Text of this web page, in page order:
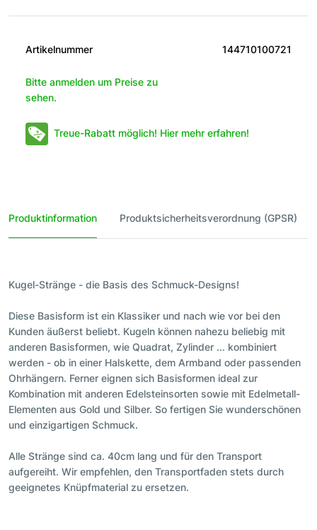
Artikelnummer 144710100721
Bitte anmelden um Preise zu
sehen.
Treue-Rabatt möglich! Hier mehr erfahren!
Produktinformation Produktsicherheitsverordnung (GPSR)
Kugel-Stränge - die Basis des Schmuck-Designs!
Diese Basisform ist ein Klassiker und nach wie vor bei den
Kunden äußerst beliebt. Kugeln können nahezu beliebig mit
anderen Basisformen, wie Quadrat, Zylinder ... kombiniert
werden - ob in einer Halskette, dem Armband oder passenden
Ohrhängern. Ferner eignen sich Basisformen ideal zur
Kombination mit anderen Edelsteinsorten sowie mit Edelmetall-
Elementen aus Gold und Silber. So fertigen Sie wunderschönen
und einzigartigen Schmuck.
Alle Stränge sind ca. 40cm lang und für den Transport
aufgereiht. Wir empfehlen, den Transportfaden stets durch
geeignetes Knüpfmaterial zu ersetzen.